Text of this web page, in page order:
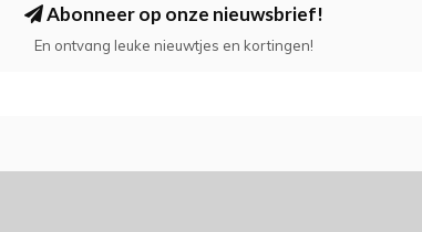
Abonneer op onze nieuwsbrief!
En ontvang leuke nieuwtjes en kortingen!